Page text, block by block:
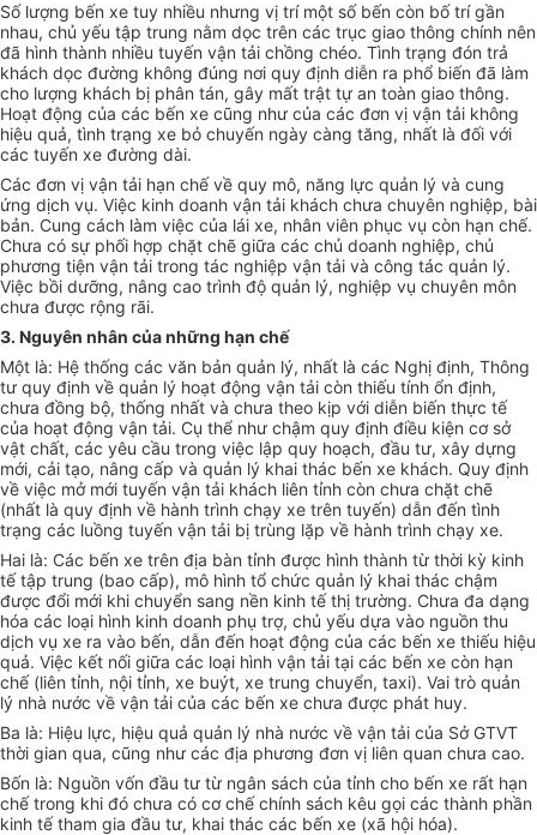
Số lượng bến xe tuy nhiều nhưng vị trí một số bến còn bố trí gần
nhau, chủ yếu tập trung nằm dọc trên các trục giao thông chính nên
đã hình thành nhiều tuyến vận tải chồng chéo. Tình trạng đón trả
khách dọc đường không đúng nơi quy định diễn ra phổ biến đã làm
cho lượng khách bị phân tán, gây mất trật tự an toàn giao thông.
Hoạt động của các bến xe cũng như của các đơn vị vận tải không
hiệu quả, tình trạng xe bỏ chuyến ngày càng tăng, nhất là đối với
các tuyến xe đường dài.
Các đơn vị vận tải hạn chế về quy mô, năng lực quản lý và cung
ứng dịch vụ. Việc kinh doanh vận tải khách chưa chuyên nghiệp, bài
bản. Cung cách làm việc của lái xe, nhân viên phục vụ còn hạn chế.
Chưa có sự phối hợp chặt chẽ giữa các chủ doanh nghiệp, chủ
phương tiện vận tải trong tác nghiệp vận tải và công tác quản lý.
Việc bồi dưỡng, nâng cao trình độ quản lý, nghiệp vụ chuyên môn
chưa được rộng rãi.
3. Nguyên nhân của những hạn chế
Một là: Hệ thống các văn bản quản lý, nhất là các Nghị định, Thông
tư quy định về quản lý hoạt động vận tải còn thiếu tính ổn định,
chưa đồng bộ, thống nhất và chưa theo kịp với diễn biến thực tế
của hoạt động vận tải. Cụ thể như chậm quy định điều kiện cơ sở
vật chất, các yêu cầu trong việc lập quy hoạch, đầu tư, xây dựng
mới, cải tạo, nâng cấp và quản lý khai thác bến xe khách. Quy định
về việc mở mới tuyến vận tải khách liên tỉnh còn chưa chặt chẽ
(nhất là quy định về hành trình chạy xe trên tuyến) dẫn đến tình
trạng các luồng tuyến vận tải bị trùng lặp về hành trình chạy xe.
Hai là: Các bến xe trên địa bàn tỉnh được hình thành từ thời kỳ kinh
tế tập trung (bao cấp), mô hình tổ chức quản lý khai thác chậm
được đổi mới khi chuyển sang nền kinh tế thị trường. Chưa đa dạng
hóa các loại hình kinh doanh phụ trợ, chủ yếu dựa vào nguồn thu
dịch vụ xe ra vào bến, dẫn đến hoạt động của các bến xe thiếu hiệu
quả. Việc kết nối giữa các loại hình vận tải tại các bến xe còn hạn
chế (liên tỉnh, nội tỉnh, xe buýt, xe trung chuyển, taxi). Vai trò quản
lý nhà nước về vận tải của các bến xe chưa được phát huy.
Ba là: Hiệu lực, hiệu quả quản lý nhà nước về vận tải của Sở GTVT
thời gian qua, cũng như các địa phương đơn vị liên quan chưa cao.
Bốn là: Nguồn vốn đầu tư từ ngân sách của tỉnh cho bến xe rất hạn
chế trong khi đó chưa có cơ chế chính sách kêu gọi các thành phần
kinh tế tham gia đầu tư, khai thác các bến xe (xã hội hóa).